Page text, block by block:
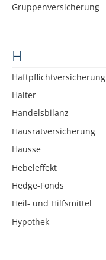
Gruppenversicherung
H
Haftpflichtversicherung
Halter
Handelsbilanz
Hausratversicherung
Hausse
Hebeleffekt
Hedge-Fonds
Heil- und Hilfsmittel
Hypothek